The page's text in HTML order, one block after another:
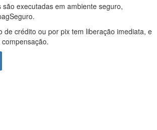
executadas em ambiente seguro,
de crédito ou por pix tem liberação imediata, e